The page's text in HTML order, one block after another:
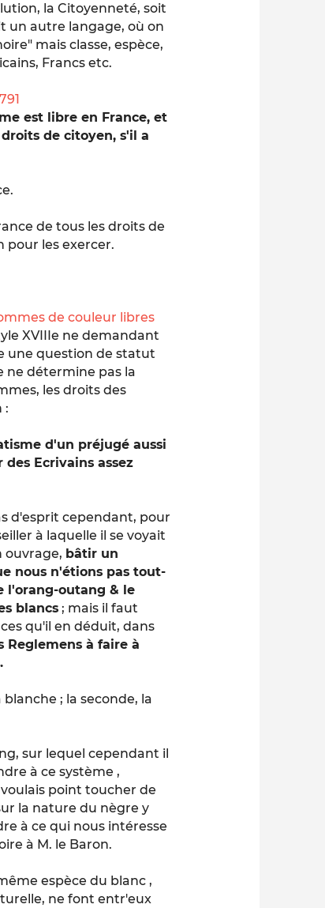
la Citoyenneté, soit
un autre langage, où on
mais classe, espèce,
Francs etc.
est libre en France, et
de citoyen, s'il a
de tous les droits de
pour les exercer.
de couleur libres
XVIIIe ne demandant
une question de statut
ne détermine pas la
les droits des
:
d'un préjugé aussi
Ecrivains assez
d'esprit cependant, pour
à laquelle il se voyait
ouvrage, bâtir un
nous n'étions pas tout-
l'orang-outang & le
blancs ; mais il faut
qu'il en déduit, dans
Reglemens à faire à
; la seconde, la
sur lequel cependant il
à ce système ,
point toucher de
la nature du nègre y
à ce qui nous intéresse
à M. le Baron.
espèce du blanc ,
ne font entr'eux